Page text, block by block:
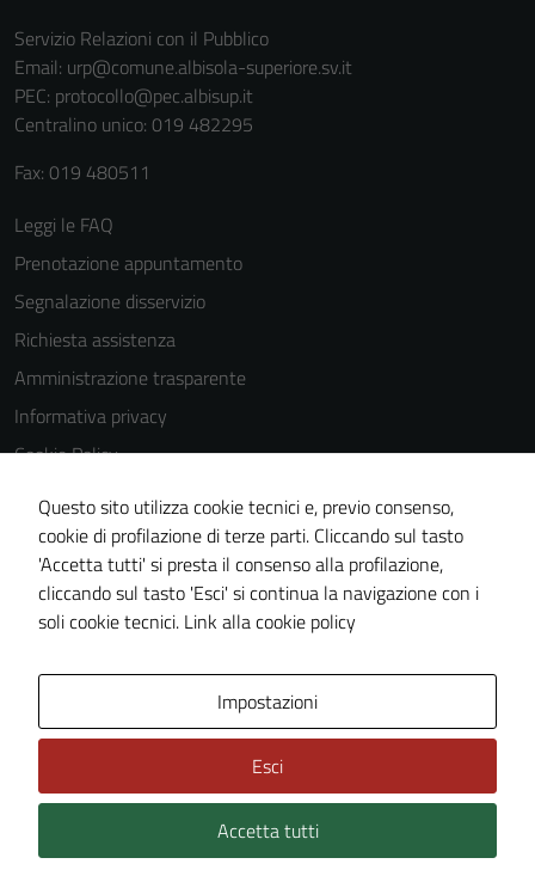
Servizio Relazioni con il Pubblico
Email: urp@comune.albisola-superiore.sv.it
PEC: protocollo@pec.albisup.it
Centralino unico: 019 482295
Fax: 019 480511
Leggi le FAQ
Prenotazione appuntamento
Segnalazione disservizio
Richiesta assistenza
Amministrazione trasparente
Informativa privacy
Cookie Policy
Note legali
Dichiarazione di accessibilità
Piano di miglioramento del sito
Statistiche sito web
Technical Design s.r.l.
Questo sito utilizza cookie tecnici e, previo consenso,
cookie di profilazione di terze parti. Cliccando sul tasto
'Accetta tutti' si presta il consenso alla profilazione,
cliccando sul tasto 'Esci' si continua la navigazione con i
soli cookie tecnici. Link alla cookie policy
Impostazioni
Esci
Accetta tutti